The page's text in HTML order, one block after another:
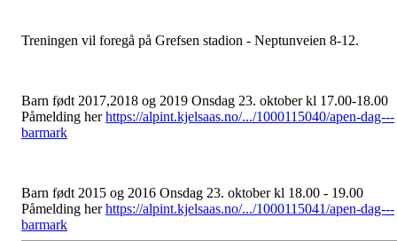
Treningen vil foregå på Grefsen stadion - Neptunveien 8-12.
Barn født 2017,2018 og 2019 Onsdag 23. oktober kl 17.00-18.00
Påmelding herhttps://alpint.kjelsaas.no/.../1000115040/apen-dag---
barmark
Barn født 2015 og 2016 Onsdag 23. oktober kl 18.00 - 19.00
Påmelding herhttps://alpint.kjelsaas.no/.../1000115041/apen-dag---
barmark